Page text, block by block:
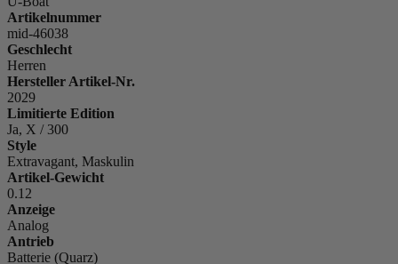
Artikelnummer
mid-46038
Geschlecht
Herren
Hersteller Artikel-Nr.
2029
Limitierte Edition
Ja, X / 300
Style
Extravagant, Maskulin
Artikel-Gewicht
0.12
Anzeige
Analog
Antrieb
Batterie (Quarz)